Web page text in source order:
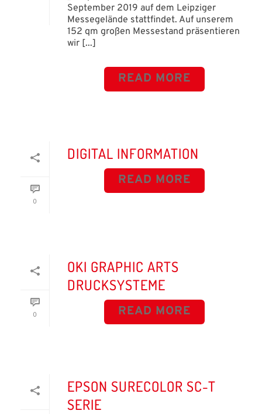
September 2019 auf dem Leipziger
Messegelände stattfindet. Auf unserem
152 qm großen Messestand präsentieren
wir [...]
READ MORE
0
DIGITAL INFORMATION
READ MORE
0
OKI GRAPHIC ARTS
DRUCKSYSTEME
READ MORE
EPSON SURECOLOR SC-T
SERIE